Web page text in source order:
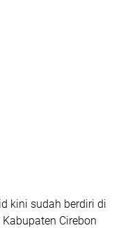
kini sudah berdiri di
Cirebon